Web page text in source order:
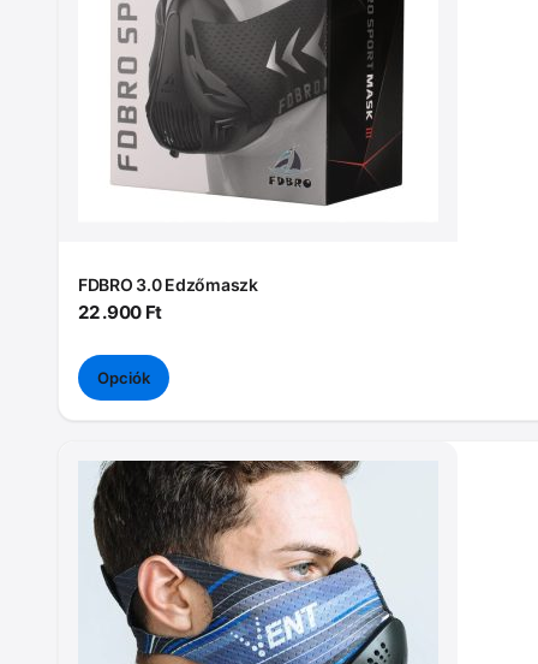
FDBRO 3.0 Edzőmaszk
22 .900 Ft
Opciók
változatok
termékoldalon
választhatók